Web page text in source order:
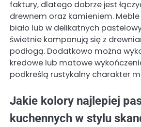
faktury, dlatego dobrze jest
drewnem oraz kamieniem.
biało lub w delikatnych
świetnie komponują się z
podłogą. Dodatkowo można
kredowe lub matowe
podkreślą rustykalny charakter
Jakie kolory najlepiej
kuchennych w stylu